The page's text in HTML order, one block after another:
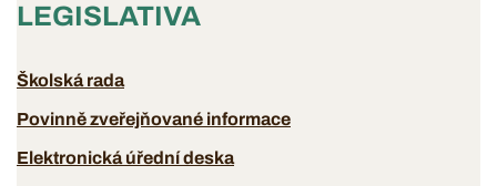
LEGISLATIVA
Školská rada
Povinně zveřejňované informace
Elektronická úřední deska